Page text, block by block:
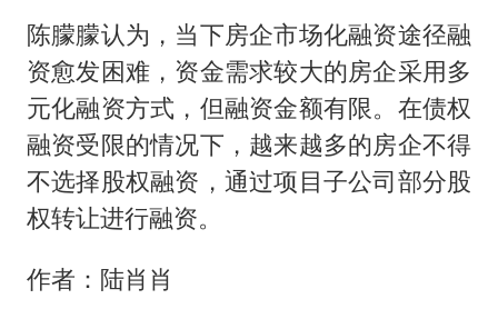
陈朦朦认为，当下房企市场化融资途径融
资愈发困难，资金需求较大的房企采用多
元化融资方式，但融资金额有限。在债权
融资受限的情况下，越来越多的房企不得
不选择股权融资，通过项目子公司部分股
权转让进行融资。
作者：陆肖肖